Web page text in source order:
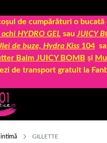
de cumpărături o bucată
HYDRO GEL sau JUICY
de buze, Hydra Kiss 104
Balm JUICY BOMB și
de transport gratuit la
intimă GILLETTE